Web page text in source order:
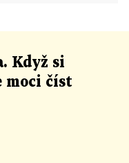
Když si
moci číst